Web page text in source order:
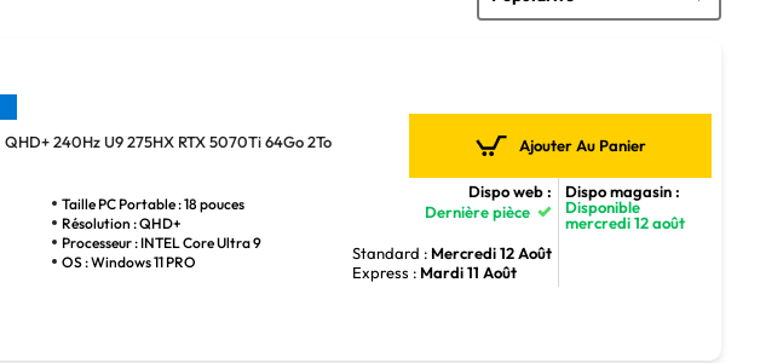
QHD+ 240Hz U9 275HX RTX 5070Ti 64Go 2To
Taille PC Portable : 18 pouces
Résolution : QHD+
Processeur : INTEL Core Ultra 9
OS : Windows 11 PRO
Ajouter Au Panier
Dispo web :
Dernière pièce
Standard : Mercredi 12 Août
Express : Mardi 11 Août
Dispo magasin :
Disponible
mercredi 12 août